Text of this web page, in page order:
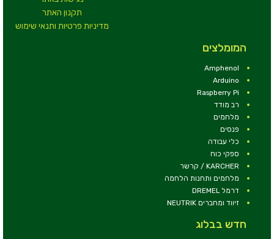
תקנון האתר
מדיניות פרטיות ותנאי שימוש
המומלצים
Amphenol
Arduino
Raspberry Pi
רב מודד
מלחמים
פנסים
כלי עבודה
ספקי כוח
KARCHER / קרשר
מלחמים ותחנות הלחמה
דרמל DREMEL
זיווד ומחברים NEUTRIK
חדש בבלוג